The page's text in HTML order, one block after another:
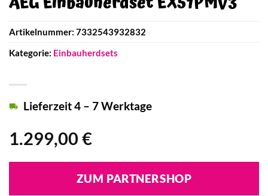
1.299,00 €
Lieferzeit 4 – 7 Werktage
ZUM PARTNERSHOP
Artikelnummer: 7332543932832
Kategorie: Einbauherdsets